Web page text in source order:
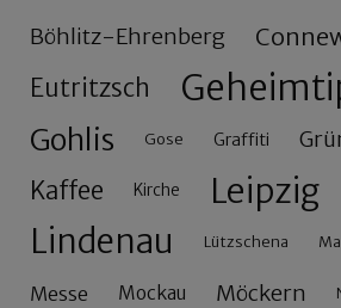
Böhlitz-Ehrenberg
Eutritzsch
Gohlis Gose Graffiti
Kaffee Kirche Leipzig
Lindenau Lützschena
Messe Mockau Möckern